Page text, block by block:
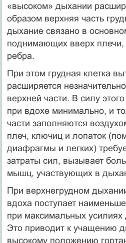
«высоком» дыхании
образом верхняя часть
дыхание связано в
поднимающих вверх
ребра.
При этом грудная клетка
расширяется
верхней части. В силу
при вдохе минимально, и
части заполняются
плеч, ключиц и лопаток
диафрагмы и легких)
затраты сил, вызывает
мышц, участвующих в
При верхнегрудном
вдоха поступает
при максимальных усилиях
Это приводит к учащению
высокому положению